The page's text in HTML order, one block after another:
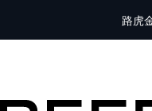
路虎